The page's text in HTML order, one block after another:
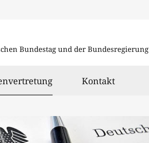
Bundestag und der Bundesregierung
ausgewählt
Kontakt